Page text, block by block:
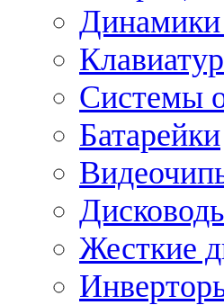
Динамики
Системы
Батарейки
Жесткие